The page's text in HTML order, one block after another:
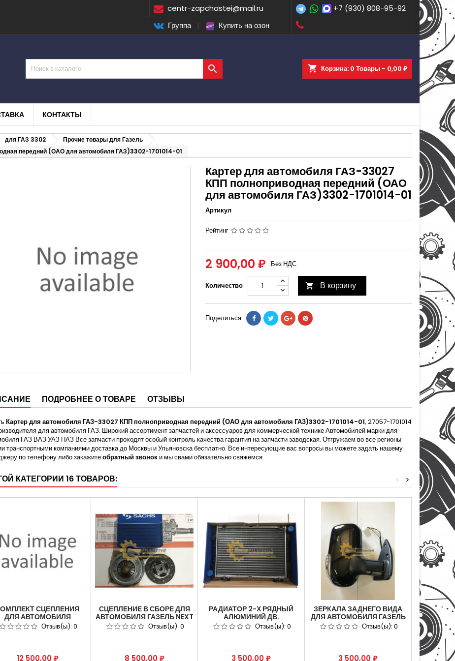
centr-zapchastei@mail.ru +7 (930) 808-95-92
Группа | Купить на озон
shopping_cart Корзина: 0 Товары - 0,00 ₽

КОНТАКТЫ
для ГАЗ 3302
Прочие товары для Газель
передний (ОАО для автомобиля ГАЗ)3302-1701014-01
Картер для автомобиля ГАЗ-33027
КПП полноприводная передний (ОАО
для автомобиля ГАЗ)3302-1701014-01
Артикул
Рейтинг
2 900,00 ₽ Без НДС
Количество  В корзину
Поделиться
ПОДРОБНЕЕ О ТОВАРЕ ОТЗЫВЫ
Картер для автомобиля ГАЗ-33027 КПП полноприводная передний (ОАО для автомобиля ГАЗ)3302-1701014-01, 27057-1701014
для автомобиля ГАЗ. Широкий ассортимент запчастей и аксессуаров для коммерческой технике Автомобилей марки для
ГАЗ ВАЗ УАЗ ПАЗ Все запчасти проходят особый контроль качества гарантия на запчасти заводская. Отгружаем во все регионы
транспортными компаниями доставка до Москвы и Ульяновска бесплатно. Все интересующие вас вопросы вы можете задать нашему
по телефону либо закажитеобратный звоноки мы свами обязательно свяжемся.
КАТЕГОРИИ 16 ТОВАРОВ: >
<
СЦЕПЛЕНИЯ
ДЛЯ АВТОМОБИЛЯ
ГАЗЕЛЬ-NEXT 330
HM(CUMMINS
Отзыв(ы): 0
Цена
12 500,00 ₽
СЦЕПЛЕНИЕ В СБОРЕ ДЛЯ
АВТОМОБИЛЯ ГАЗЕЛЬ NEXT
CUMMINS ISF 2.8 S4129P
АРТИКУЛ A21R22-1601620-
Отзыв(ы): 0
Цена
8 500,00 ₽
РАДИАТОР 2-Х РЯДНЫЙ
АЛЮМИНИЙ ДВ.
ЗМЗ-406,405 ДЛЯ
АВТОМОБИЛЯ ГАЗ-3302
Отзыв(ы): 0
Цена
3 500,00 ₽
ЗЕРКАЛА ЗАДНЕГО ВИДА
ДЛЯ АВТОМОБИЛЯ ГАЗЕЛЬ
3302 БИЗНЕС С
ЭЛЕКТРООБОГРЕВОМ И
Отзыв(ы): 0
Цена
3 500,00 ₽
ТРОС
NEXT
2